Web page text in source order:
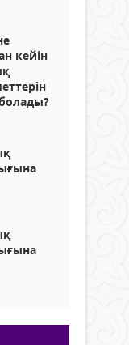
кейін